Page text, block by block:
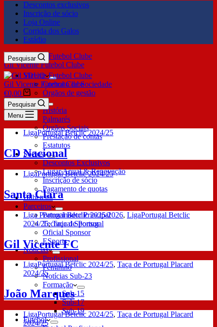
Descontos exclusivos
Inscrição de sócio
Loja Online
Corrida dos Galos
Estádio
Gil Vicente Futebol Clube
Pesquisar
SDUQ
Contrato de Sociedade
Órgãos de gestão
Clube
História
Palmarés
Órgãos Sociais
Prestação de contas
Estatutos
Sócios
Descontos Exclusivos
Lugar Anual & Renovação
Inscrição de sócio
Pagamento de quotas
Bilheteira
Parceiros
Patrocinador Principal
Technical Sponsor
Oficial Sponsor
ESports
Notícias
Profissional
Feminino
Notícias Sub-23
Formação
Sub-15
Sub-17
Sub-19
Futebol
Gil Vicente Futebol Clube
€0,00
Pesquisar
Menu
LigaPortugal Betclic 2024/25
CD Nacional
LigaPortugal Betclic 2024/25
Santa Clara
Liga Portugal Betclic 2025/2026, LigaPortugal Betclic
2024/25,Taça de Portugal
Gil Vicente FC
LigaPortugal Betclic 2024/25, Taça de Portugal Placard
2024/25
João Marques
LigaPortugal Betclic 2024/25, Taça de Portugal Placard
2024/25